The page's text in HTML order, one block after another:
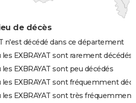
de décès
n'est décédé dans ce département
EXBRAYAT sont rarement décédés
EXBRAYAT sont peu décédés
EXBRAYAT sont fréquemment
EXBRAYAT sont très fréquemment